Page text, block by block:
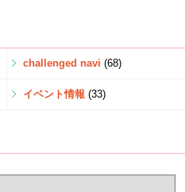
challenged navi (68)
イベント情報 (33)